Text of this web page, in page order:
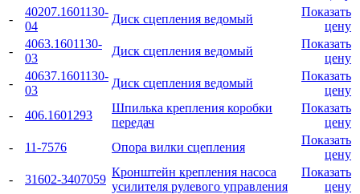
-
40207.1601130-
04
Диск сцепления ведомый
Показать
цену
-
4063.1601130-
03
Диск сцепления ведомый
Показать
цену
-
40637.1601130-
03
Диск сцепления ведомый
Показать
цену
-
406.1601293
Шпилька крепления коробки
передач
Показать
цену
-
11-7576 Опора вилки сцепления
Показать
цену
-
31602-3407059
Кронштейн крепления насоса
усилителя рулевого управления
Показать
цену